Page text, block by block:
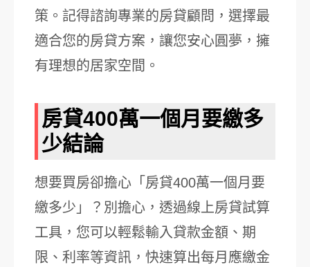
策。記得諮詢專業的房貸顧問，選擇最
適合您的房貸方案，讓您安心圓夢，擁
有理想的居家空間。
房貸400萬一個月要繳多
少結論
想要買房卻擔心「房貸400萬一個月要
繳多少」？別擔心，透過線上房貸試算
工具，您可以輕鬆輸入貸款金額、期
限、利率等資訊，快速算出每月應繳金